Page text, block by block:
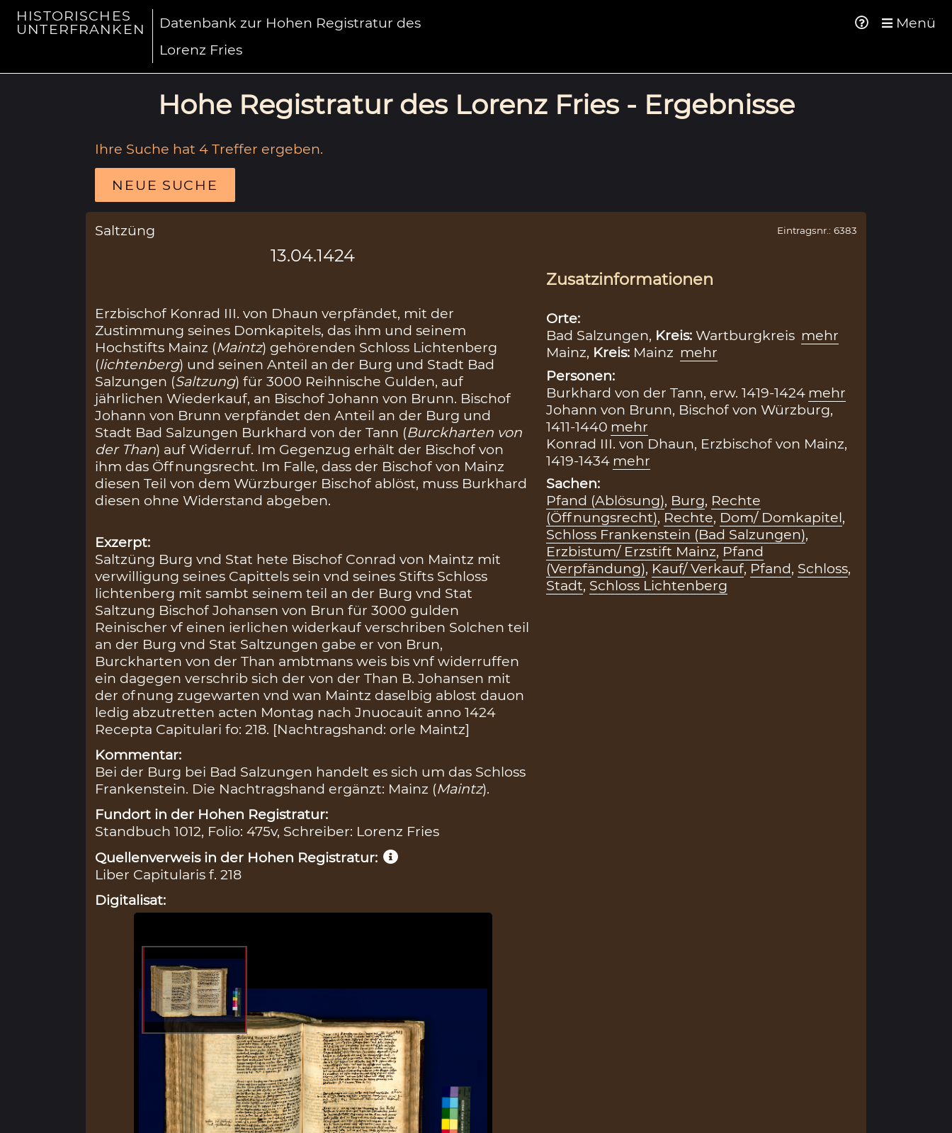
HISTORISCHES
UNTERFRANKEN
Datenbank zur Hohen Registratur des
Lorenz Fries
Menü
Hohe Registratur des Lorenz Fries - Ergebnisse
Ihre Suche hat 4 Treffer ergeben.
NEUE SUCHE
Saltzüng
13.04.1424
Erzbischof Konrad III. von Dhaun verpfändet, mit der
Zustimmung seines Domkapitels, das ihm und seinem
Hochstifts Mainz (Maintz) gehörenden Schloss Lichtenberg
(lichtenberg) und seinen Anteil an der Burg und Stadt Bad
Salzungen (Saltzung) für 3000 Reihnische Gulden, auf
jährlichen Wiederkauf, an Bischof Johann von Brunn. Bischof
Johann von Brunn verpfändet den Anteil an der Burg und
Stadt Bad Salzungen Burkhard von der Tann (Burckharten von
der Than) auf Widerruf. Im Gegenzug erhält der Bischof von
ihm das Öffnungsrecht. Im Falle, dass der Bischof von Mainz
diesen Teil von dem Würzburger Bischof ablöst, muss Burkhard
diesen ohne Widerstand abgeben.
Exzerpt:
Saltzüng Burg vnd Stat hete Bischof Conrad von Maintz mit
verwilligung seines Capittels sein vnd seines Stifts Schloss
lichtenberg mit sambt seinem teil an der Burg vnd Stat
Saltzung Bischof Johansen von Brun für 3000 gulden
Reinischer vf einen ierlichen widerkauf verschriben Solchen teil
an der Burg vnd Stat Saltzungen gabe er von Brun,
Burckharten von der Than ambtmans weis bis vnf widerruffen
ein dagegen verschrib sich der von der Than B. Johansen mit
der ofnung zugewarten vnd wan Maintz daselbig ablost dauon
ledig abzutretten acten Montag nach Jnuocauit anno 1424
Recepta Capitulari fo: 218. [Nachtragshand: orle Maintz]
Kommentar:
Bei der Burg bei Bad Salzungen handelt es sich um das Schloss
Frankenstein. Die Nachtragshand ergänzt: Mainz (Maintz).
Fundort in der Hohen Registratur:
Standbuch 1012, Folio: 475v, Schreiber: Lorenz Fries
Quellenverweis in der Hohen Registratur:
Liber Capitularis f. 218
Digitalisat:
Eintragsnr.: 6383
Zusatzinformationen
Orte:
Bad Salzungen, Kreis: Wartburgkreis mehr
Mainz, Kreis: Mainz mehr
Personen:
Burkhard von der Tann, erw. 1419-1424 mehr
Johann von Brunn, Bischof von Würzburg,
1411-1440 mehr
Konrad III. von Dhaun, Erzbischof von Mainz,
1419-1434 mehr
Sachen:
Pfand (Ablösung), Burg, Rechte
(Öffnungsrecht), Rechte, Dom/ Domkapitel,
Schloss Frankenstein (Bad Salzungen),
Erzbistum/ Erzstift Mainz, Pfand
(Verpfändung), Kauf/ Verkauf, Pfand, Schloss,
Stadt, Schloss Lichtenberg